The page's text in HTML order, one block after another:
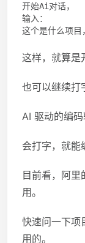
开始Ai对话，
输入：
这样，就算是
也可以继续
AI 驱动的编码
会打字，就能
目前看，阿
用。
快速问一下项
用的。